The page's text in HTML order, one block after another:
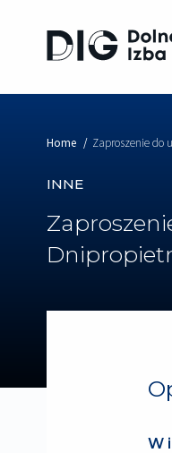
Home Zaproszenie do
INNE
W